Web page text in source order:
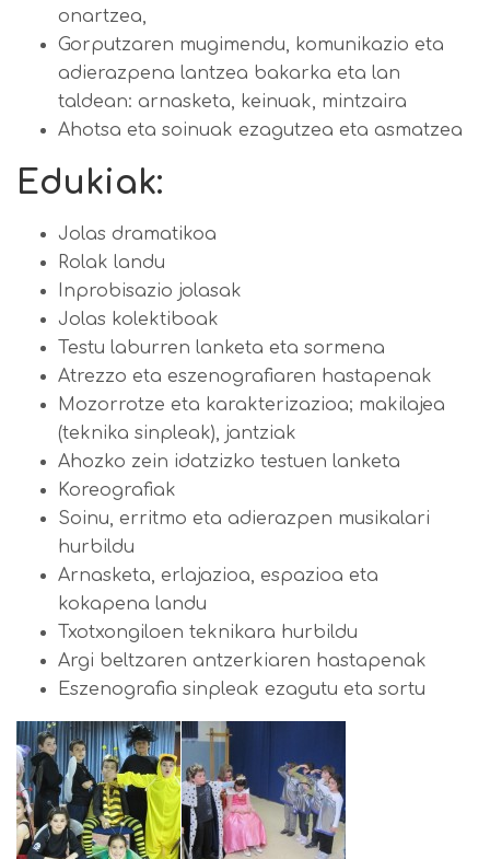
onartzea,
Gorputzaren mugimendu, komunikazio eta
adierazpena lantzea bakarka eta lan
taldean: arnasketa, keinuak, mintzaira
Ahotsa eta soinuak ezagutzea eta asmatzea
Edukiak:
Jolas dramatikoa
Rolak landu
Inprobisazio jolasak
Jolas kolektiboak
Testu laburren lanketa eta sormena
Atrezzo eta eszenografiaren hastapenak
Mozorrotze eta karakterizazioa; makilajea
(teknika sinpleak), jantziak
Ahozko zein idatzizko testuen lanketa
Koreografiak
Soinu, erritmo eta adierazpen musikalari
hurbildu
Arnasketa, erlajazioa, espazioa eta
kokapena landu
Txotxongiloen teknikara hurbildu
Argi beltzaren antzerkiaren hastapenak
Eszenografia sinpleak ezagutu eta sortu